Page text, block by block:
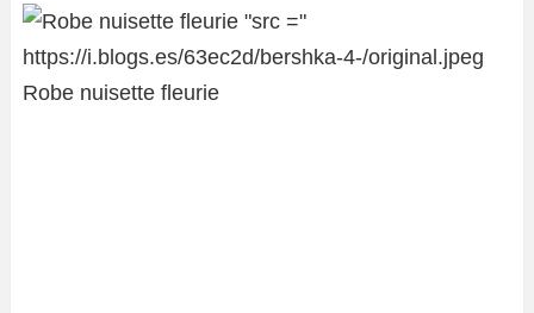
Robe nuisette fleurie